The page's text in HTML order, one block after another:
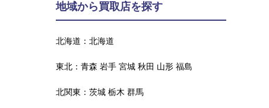
地域から買取店を探す
北海道： 北海道
東北： 青森 岩手 宮城 秋田 山形 福島
北関東： 茨城 栃木 群馬